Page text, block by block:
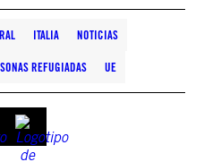
ITALIA NOTICIAS
REFUGIADAS UE